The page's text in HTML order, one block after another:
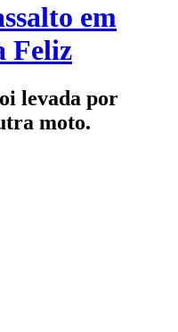
em
Feliz
levada por
moto.